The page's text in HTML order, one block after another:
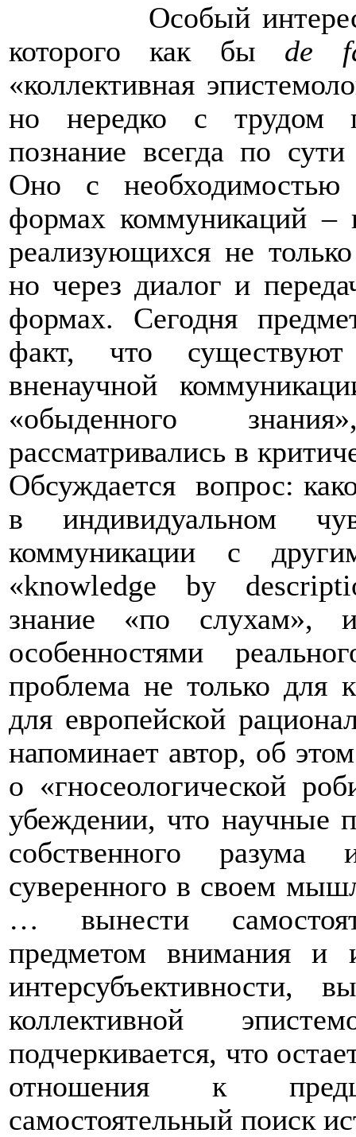
Особый
которого как бы de
«коллективная
но нередко с трудом
познание всегда по
Оно с необходимостью
формах коммуникаций –
реализующихся не
но через диалог и
формах. Сегодня
факт, что
вненаучной
«обыденного
рассматривались в
Обсуждается вопрос:
в индивидуальном
коммуникации с
«knowledge by
знание «по слухам»,
особенностями
проблема не только для
для европейской
напоминает автор, об
о «гносеологической
убеждении, что научные
собственного разума
суверенного в своем
… вынести
предметом внимания и
коллективной
подчеркивается, что
отношения к
самостоятельный поиск